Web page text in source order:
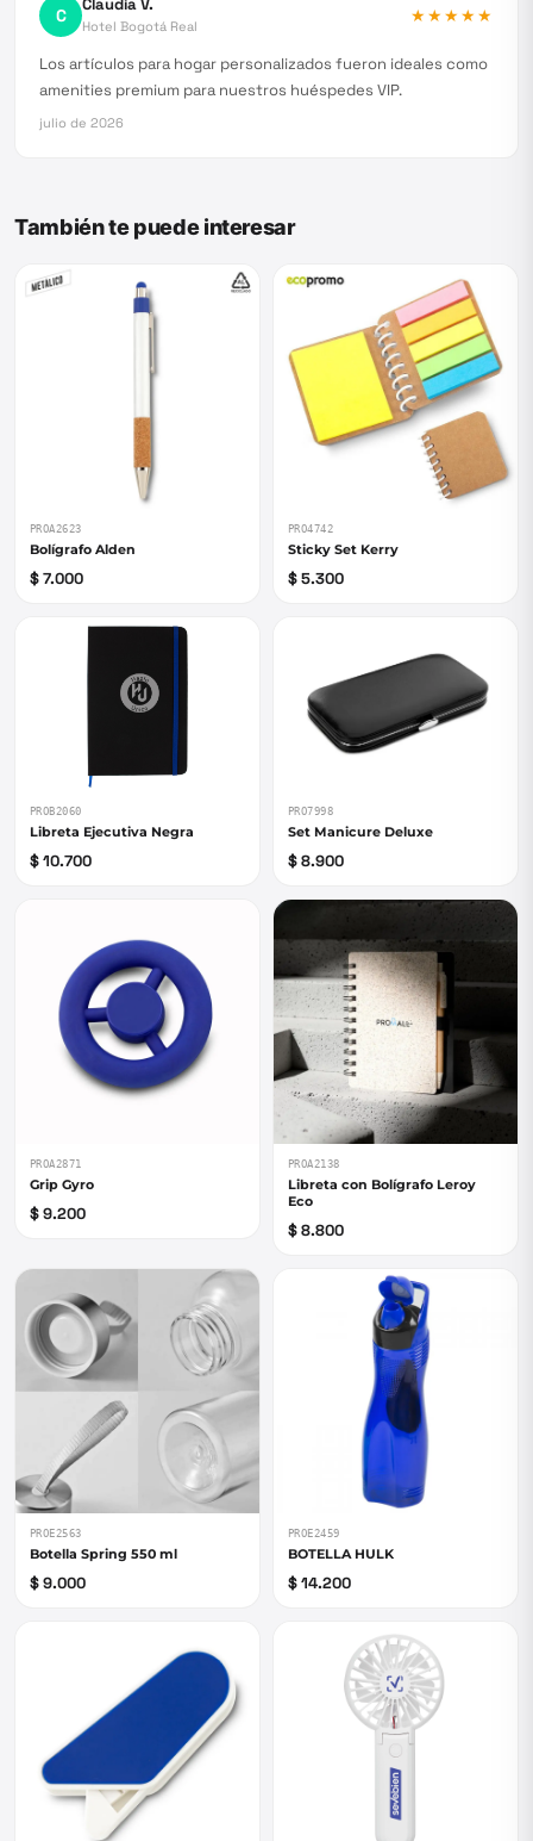
C Claudia V.
Hotel Bogotá Real
★★★★★
Los artículos para hogar personalizados fueron ideales como
amenities premium para nuestros huéspedes VIP.
julio de 2026
También te puede interesar
PROA2623
Bolígrafo Alden
$ 7.000
PRO4742
Sticky Set Kerry
$ 5.300
PROB2060
Libreta Ejecutiva Negra
$ 10.700
PRO7998
Set Manicure Deluxe
$ 8.900
PROA2871
Grip Gyro
$ 9.200
PROA2138
Libreta con Bolígrafo Leroy
Eco
$ 8.800
PROE2563
Botella Spring 550 ml
$ 9.000
PROE2459
BOTELLA HULK
$ 14.200